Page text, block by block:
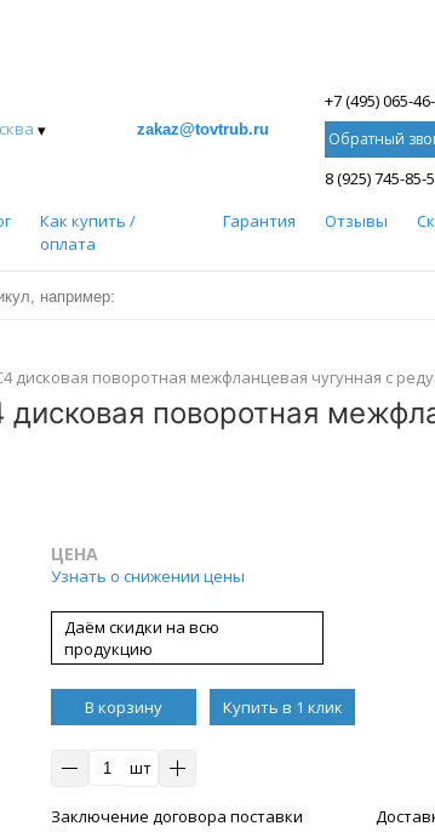
▾ zakaz@tovtrub.ru
+7 (495) 065-
Обратный
8 (925) 745-85-
Как купить /
оплата
Гарантия Отзывы
дисковая поворотная межфланцевая чугунная с
поворотная
ЦЕНА
Узнать о снижении цены
Даём скидки на всю
продукцию
В корзину Купить в 1 клик
шт
Заключение договора поставки